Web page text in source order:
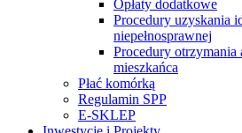
Opłaty dodatkowe
Procedury uzyskania
niepełnosprawnej
Procedury otrzymania
mieszkańca
Płać komórką
Regulamin SPP
E-SKLEP